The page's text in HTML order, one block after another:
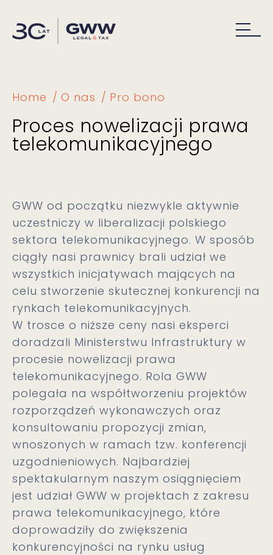
Home O nas Pro bono
Proces nowelizacji prawa
telekomunikacyjnego
GWW od początku niezwykle aktywnie
uczestniczy w liberalizacji polskiego
sektora telekomunikacyjnego. W sposób
ciągły nasi prawnicy brali udział we
wszystkich inicjatywach mających na
celu stworzenie skutecznej konkurencji na
rynkach telekomunikacyjnych.
W trosce o niższe ceny nasi eksperci
doradzali Ministerstwu Infrastruktury w
procesie nowelizacji prawa
telekomunikacyjnego. Rola GWW
polegała na współtworzeniu projektów
rozporządzeń wykonawczych oraz
konsultowaniu propozycji zmian,
wnoszonych w ramach tzw. konferencji
uzgodnieniowych. Najbardziej
spektakularnym naszym osiągnięciem
jest udział GWW w projektach z zakresu
prawa telekomunikacyjnego, które
doprowadziły do zwiększenia
konkurencyjności na rynku usług